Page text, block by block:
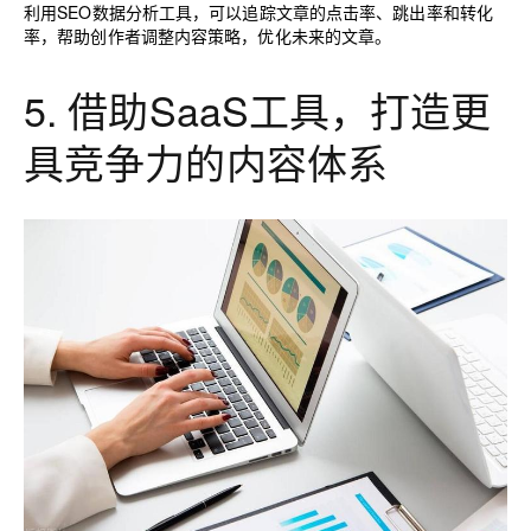
利用SEO数据分析工具，可以追踪文章的点击率、跳出率和转化
率，帮助创作者调整内容策略，优化未来的文章。
5. 借助SaaS工具，打造更
具竞争力的内容体系